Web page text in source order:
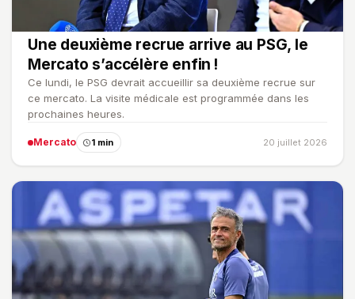
Une deuxième recrue arrive au PSG, le
Mercato s’accélère enfin !
Ce lundi, le PSG devrait accueillir sa deuxième recrue sur
ce mercato. La visite médicale est programmée dans les
prochaines heures.
Mercato 1 min 20 juillet 2026